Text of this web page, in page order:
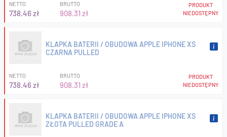
NETTO
738.46 zł
BRUTTO
908.31 zł
PRODUKT
NIEDOSTĘPNY
KLAPKA BATERII / OBUDOWA APPLE IPHONE XS
CZARNA PULLED
NETTO
738.46 zł
BRUTTO
908.31 zł
PRODUKT
NIEDOSTĘPNY
KLAPKA BATERII / OBUDOWA APPLE IPHONE XS
ZŁOTA PULLED GRADE A